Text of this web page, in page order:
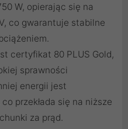
W, opierając się na
co gwarantuje stabilne
certyfikat 80 PLUS Gold,
sprawności
energii jest
przekłada się na niższe
za prąd.